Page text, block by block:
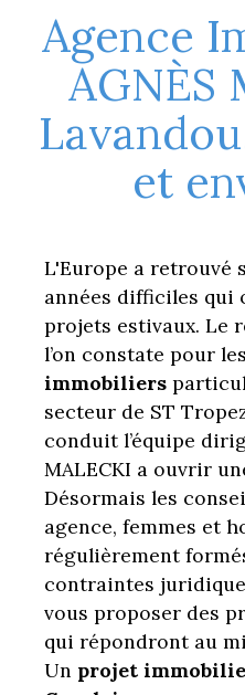
Agence
AGNÈS
et
L'Europe a retrouvé
années difficiles qui
projets estivaux. Le
l’on constate pour les
immobiliers
secteur de ST
conduit l’équipe
MALECKI a ouvrir
Désormais les
agence, femmes et
régulièrement
contraintes
vous proposer des
qui répondront au
Un projet